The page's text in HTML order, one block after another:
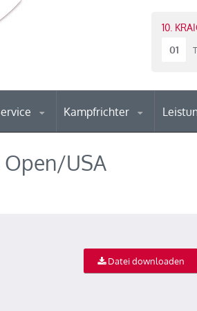
10.
01
Kampfrichter
USA
Datei downloaden